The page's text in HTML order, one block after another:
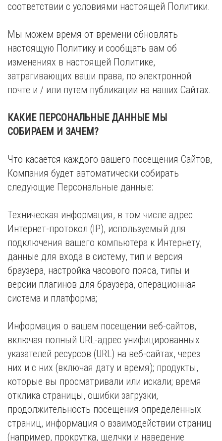
соответствии с условиями настоящей Политики.
Мы можем время от времени обновлять
настоящую Политику и сообщать вам об
изменениях в настоящей Политике,
затрагивающих ваши права, по электронной
почте и / или путем публикации на наших Сайтах.
КАКИЕ ПЕРСОНАЛЬНЫЕ ДАННЫЕ МЫ
СОБИРАЕМ И ЗАЧЕМ?
Что касается каждого вашего посещения Сайтов,
Компания будет автоматически собирать
следующие Персональные данные:
Техническая информация, в том числе адрес
Интернет-протокол (IP), используемый для
подключения вашего компьютера к Интернету,
данные для входа в систему, тип и версия
браузера, настройка часового пояса, типы и
версии плагинов для браузера, операционная
система и платформа;
Информация о вашем посещении веб-сайтов,
включая полный URL-адрес унифицированных
указателей ресурсов (URL) на веб-сайтах, через
них и с них (включая дату и время); продукты,
которые вы просматривали или искали; время
отклика страницы, ошибки загрузки,
продолжительность посещения определенных
страниц, информация о взаимодействии страниц
(например, прокрутка, щелчки и наведение